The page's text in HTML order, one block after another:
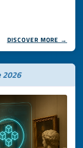
DISCOVER MORE →
2026